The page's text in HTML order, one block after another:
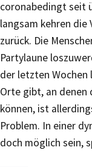
coronabedingt seit
langsam kehren die
zurück. Die
Partylaune
der letzten Wochen
Orte gibt, an denen
können, ist
Problem. In einer
doch möglich sein,